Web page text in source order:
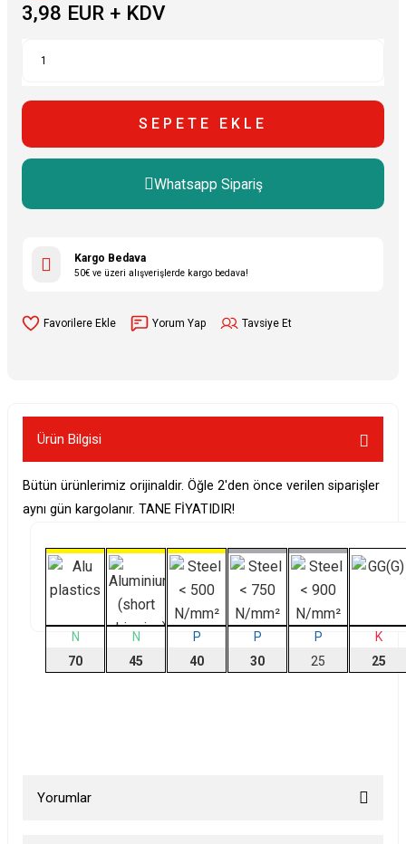
3,98 EUR + KDV
SEPETE EKLE
Whatsapp Sipariş
Kargo Bedava
50€ ve üzeri alışverişlerde kargo bedava!
Yorum Yap Tavsiye Et
Ürün Bilgisi
Bütün ürünlerimiz orijinaldir. Öğle 2'den önce verilen siparişler
aynı gün kargolanır. TANE FİYATIDIR!
N
70
N
45
P
40
P
30
P
25
K
25
Yorumlar